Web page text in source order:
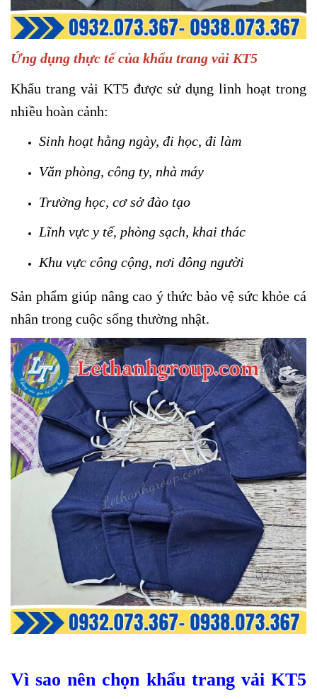
Ứng dụng thực tế của khẩu trang vải KT5
Khẩu trang vải KT5 được sử dụng linh hoạt trong
nhiều hoàn cảnh:
Sinh hoạt hằng ngày, đi học, đi làm
Văn phòng, công ty, nhà máy
Trường học, cơ sở đào tạo
Lĩnh vực y tế, phòng sạch, khai thác
Khu vực công cộng, nơi đông người
Sản phẩm giúp nâng cao ý thức bảo vệ sức khỏe cá
nhân trong cuộc sống thường nhật.
Vì sao nên chọn khẩu trang vải KT5